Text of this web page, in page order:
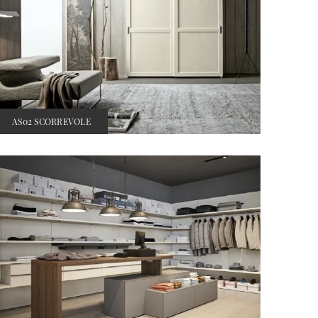
AS02 SCORREVOLE